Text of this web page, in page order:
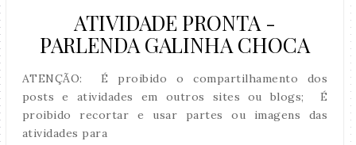
ATIVIDADE PRONTA -
PARLENDA GALINHA CHOCA
ATENÇÃO: É proibido o compartilhamento dos
posts e atividades em outros sites ou blogs; É
proibido recortar e usar partes ou imagens das
atividades para